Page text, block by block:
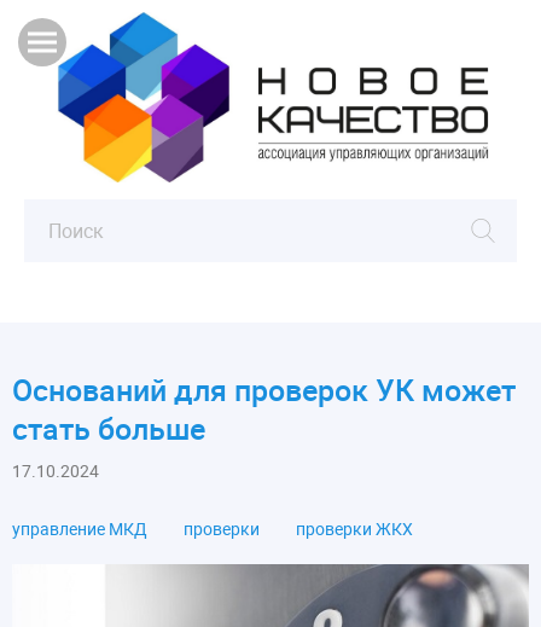
Оснований для проверок УК может
стать больше
17.10.2024
управление МКД проверки проверки ЖКХ